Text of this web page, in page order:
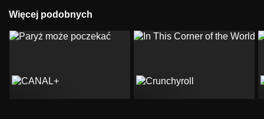
Więcej podobnych